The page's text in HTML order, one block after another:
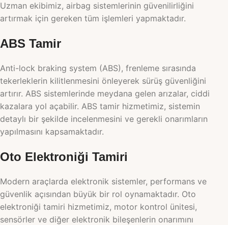
Uzman ekibimiz, airbag sistemlerinin güvenilirliğini
artırmak için gereken tüm işlemleri yapmaktadır.
ABS Tamir
Anti-lock braking system (ABS), frenleme sırasında
tekerleklerin kilitlenmesini önleyerek sürüş güvenliğini
artırır. ABS sistemlerinde meydana gelen arızalar, ciddi
kazalara yol açabilir. ABS tamir hizmetimiz, sistemin
detaylı bir şekilde incelenmesini ve gerekli onarımların
yapılmasını kapsamaktadır.
Oto Elektroniği Tamiri
Modern araçlarda elektronik sistemler, performans ve
güvenlik açısından büyük bir rol oynamaktadır. Oto
elektroniği tamiri hizmetimiz, motor kontrol ünitesi,
sensörler ve diğer elektronik bileşenlerin onarımını